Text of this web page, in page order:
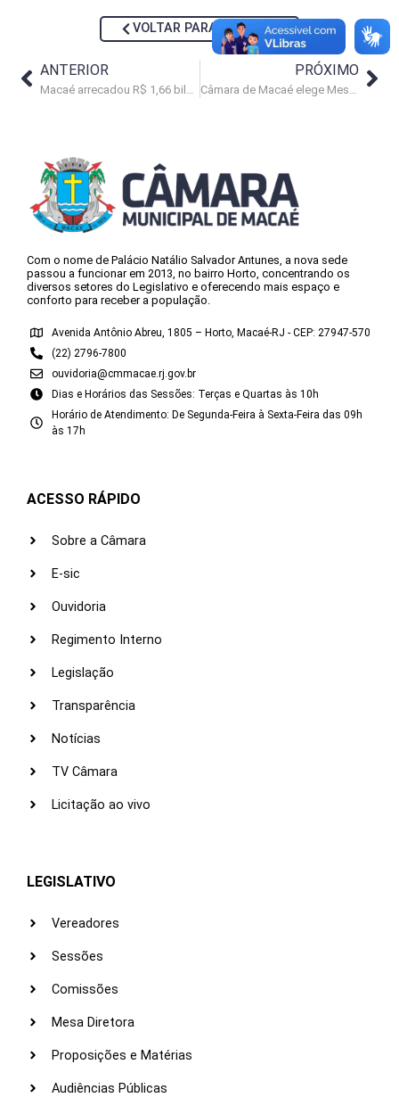
VOLTAR PARA NOTÍCIAS
ANTERIOR PRÓXIMO
Com o nome de Palácio Natálio Salvador Antunes, a nova sede
passou a funcionar em 2013, no bairro Horto, concentrando os
diversos setores do Legislativo e oferecendo mais espaço e
conforto para receber a população.
Avenida Antônio Abreu, 1805 – Horto, Macaé-RJ - CEP: 27947-570
(22) 2796-7800
ouvidoria@cmmacae.rj.gov.br
Dias e Horários das Sessões: Terças e Quartas às 10h
Horário de Atendimento: De Segunda-Feira à Sexta-Feira das 09h
às 17h
ACESSO RÁPIDO
Sobre a Câmara
E-sic
Ouvidoria
Regimento Interno
Legislação
Transparência
Notícias
TV Câmara
Licitação ao vivo
LEGISLATIVO
Vereadores
Sessões
Comissões
Mesa Diretora
Proposições e Matérias
Audiências Públicas